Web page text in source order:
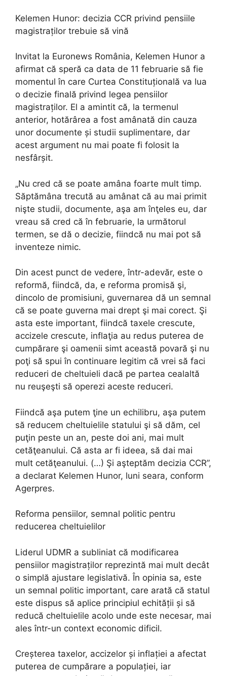
Kelemen Hunor: decizia CCR privind pensiile
magistraților trebuie să vină
Invitat la Euronews România, Kelemen Hunor a
afirmat că speră ca data de 11 februarie să fie
momentul în care Curtea Constituțională va lua
o decizie finală privind legea pensiilor
magistraților. El a amintit că, la termenul
anterior, hotărârea a fost amânată din cauza
unor documente și studii suplimentare, dar
acest argument nu mai poate fi folosit la
nesfârșit.
„Nu cred că se poate amâna foarte mult timp.
Săptămâna trecută au amânat că au mai primit
nişte studii, documente, aşa am înţeles eu, dar
vreau să cred că în februarie, la următorul
termen, se dă o decizie, fiindcă nu mai pot să
inventeze nimic.
Din acest punct de vedere, într-adevăr, este o
reformă, fiindcă, da, e reforma promisă şi,
dincolo de promisiuni, guvernarea dă un semnal
că se poate guverna mai drept şi mai corect. Şi
asta este important, fiindcă taxele crescute,
accizele crescute, inflaţia au redus puterea de
cumpărare şi oamenii simt această povară şi nu
poţi să spui în continuare legitim că vrei să faci
reduceri de cheltuieli dacă pe partea cealaltă
nu reuşeşti să operezi aceste reduceri.
Fiindcă aşa putem ţine un echilibru, aşa putem
să reducem cheltuielile statului şi să dăm, cel
puţin peste un an, peste doi ani, mai mult
cetăţeanului. Că asta ar fi ideea, să dai mai
mult cetăţeanului. (…) Şi aşteptăm decizia CCR”,
a declarat Kelemen Hunor, luni seara, conform
Agerpres.
Reforma pensiilor, semnal politic pentru
reducerea cheltuielilor
Liderul UDMR a subliniat că modificarea
pensiilor magistraților reprezintă mai mult decât
o simplă ajustare legislativă. În opinia sa, este
un semnal politic important, care arată că statul
este dispus să aplice principiul echității și să
reducă cheltuielile acolo unde este necesar, mai
ales într-un context economic dificil.
Creșterea taxelor, accizelor și inflației a afectat
puterea de cumpărare a populației, iar